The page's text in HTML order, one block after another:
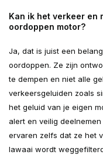
Kan ik het verkeer en
oordoppen motor?
Ja, dat is juist een
oordoppen. Ze zijn
te dempen en niet alle
verkeersgeluiden zoals
het geluid van je eigen
alert en veilig
ervaren zelfs dat ze het
lawaai wordt